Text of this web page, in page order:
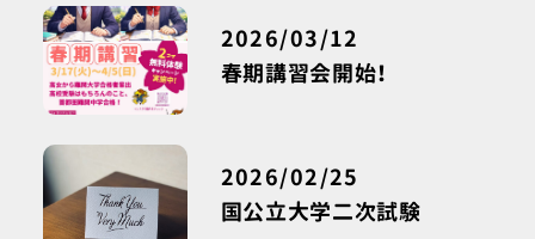
春期講習会開始！
2026/03/12
国公立大学二次試験
2026/02/25